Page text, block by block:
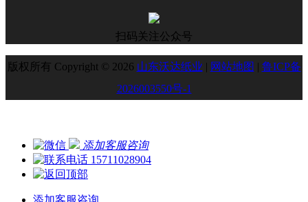
扫码关注公众号
版权所有 Copyright © 2026 山东沃达纸业 | 网站地图 | 鲁ICP备
2026003550号-1
添加客服咨询
15711028904
添加客服咨询